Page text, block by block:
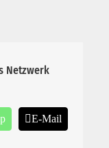
Netzwerk
E-Mail